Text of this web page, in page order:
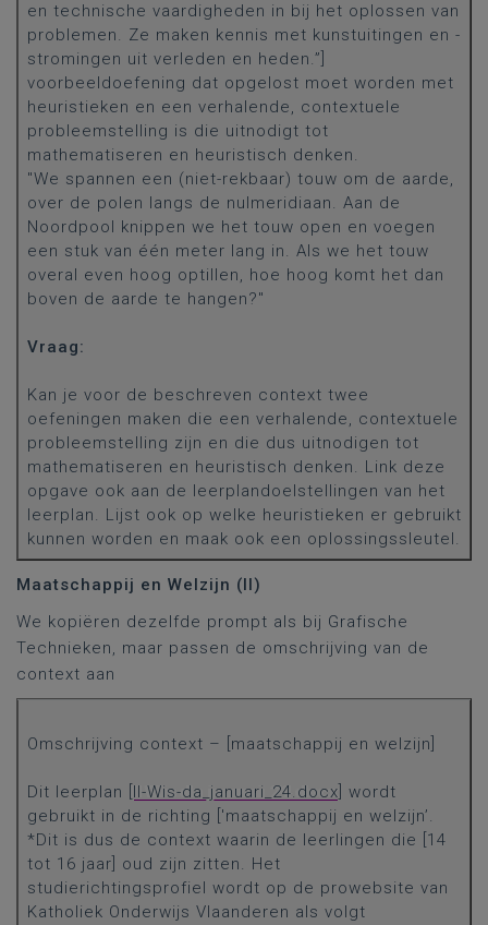
en technische vaardigheden in bij het oplossen van
problemen. Ze maken kennis met kunstuitingen en -
stromingen uit verleden en heden.”]
voorbeeldoefening dat opgelost moet worden met
heuristieken en een verhalende, contextuele
probleemstelling is die uitnodigt tot
mathematiseren en heuristisch denken.
"We spannen een (niet-rekbaar) touw om de aarde,
over de polen langs de nulmeridiaan. Aan de
Noordpool knippen we het touw open en voegen
een stuk van één meter lang in. Als we het touw
overal even hoog optillen, hoe hoog komt het dan
boven de aarde te hangen?"
Vraag:
Kan je voor de beschreven context twee
oefeningen maken die een verhalende, contextuele
probleemstelling zijn en die dus uitnodigen tot
mathematiseren en heuristisch denken. Link deze
opgave ook aan de leerplandoelstellingen van het
leerplan. Lijst ook op welke heuristieken er gebruikt
kunnen worden en maak ook een oplossingssleutel.
Maatschappij en Welzijn (II)
We kopiëren dezelfde prompt als bij Grafische
Technieken, maar passen de omschrijving van de
context aan
Omschrijving context – [maatschappij en welzijn]
Dit leerplan [ II-Wis-da_januari_24.docx ] wordt
gebruikt in de richting ['maatschappij en welzijn’.
*Dit is dus de context waarin de leerlingen die [14
tot 16 jaar] oud zijn zitten. Het
studierichtingsprofiel wordt op de prowebsite van
Katholiek Onderwijs Vlaanderen als volgt